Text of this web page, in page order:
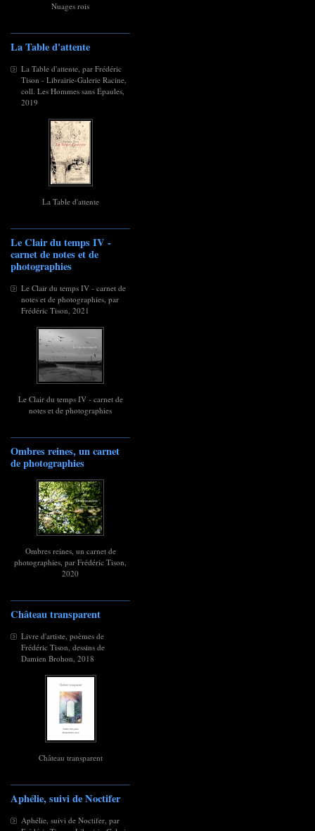
Nuages rois
La Table d'attente
La Table d'attente, par Frédéric
Tison - Librairie-Galerie Racine,
coll. Les Hommes sans Épaules,
2019
La Table d'attente
Le Clair du temps IV -
carnet de notes et de
photographies
Le Clair du temps IV - carnet de
notes et de photographies, par
Frédéric Tison, 2021
Le Clair du temps IV - carnet de
notes et de photographies
Ombres reines, un carnet
de photographies
Ombres reines, un carnet de
photographies, par Frédéric Tison,
2020
Château transparent
Livre d'artiste, poèmes de
Frédéric Tison, dessins de
Damien Brohon, 2018
Château transparent
Aphélie, suivi de Noctifer
Aphélie, suivi de Noctifer, par